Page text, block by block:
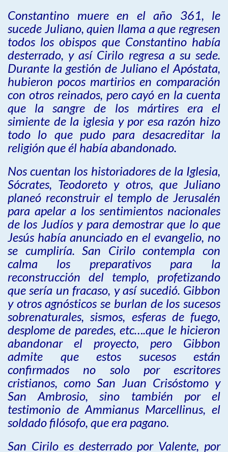
Constantino muere en el año 361, le
sucede Juliano, quien llama a que regresen
todos los obispos que Constantino había
desterrado, y así Cirilo regresa a su sede.
Durante la gestión de Juliano el Apóstata,
hubieron pocos martirios en comparación
con otros reinados, pero cayó en la cuenta
que la sangre de los mártires era el
simiente de la iglesia y por esa razón hizo
todo lo que pudo para desacreditar la
religión que él había abandonado.
Nos cuentan los historiadores de la Iglesia,
Sócrates, Teodoreto y otros, que Juliano
planeó reconstruir el templo de Jerusalén
para apelar a los sentimientos nacionales
de los Judíos y para demostrar que lo que
Jesús había anunciado en el evangelio, no
se cumpliría. San Cirilo contempla con
calma los preparativos para la
reconstrucción del templo, profetizando
que sería un fracaso, y así sucedió. Gibbon
y otros agnósticos se burlan de los sucesos
sobrenaturales, sismos, esferas de fuego,
desplome de paredes, etc….que le hicieron
abandonar el proyecto, pero Gibbon
admite que estos sucesos están
confirmados no solo por escritores
cristianos, como San Juan Crisóstomo y
San Ambrosio, sino también por el
testimonio de Ammianus Marcellinus, el
soldado filósofo, que era pagano.
San Cirilo es desterrado por Valente, por